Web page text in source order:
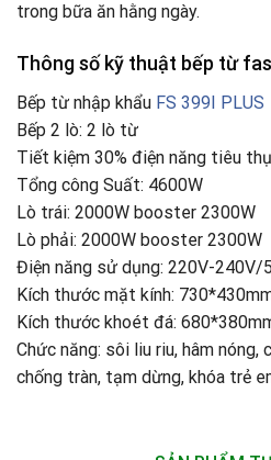
trong bữa ăn hằng ngày.
Thông số kỹ thuật bếp từ
Bếp từ nhập khẩu FS 399I PLUS
Bếp 2 lò: 2 lò từ
Tiết kiệm 30% điện năng tiêu thụ
Tổng công Suất: 4600W
Lò trái: 2000W booster 2300W
Lò phải: 2000W booster 2300W
Điện năng sử dụng: 220V-240V/
Kích thước mặt kính:
Kích thước khoét đá:
Chức năng: sôi liu riu, hâm nóng,
chống tràn, tạm dừng, khóa trẻ